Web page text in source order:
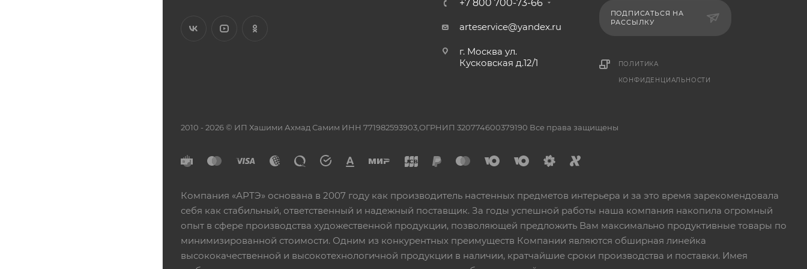
+7 800 700-73-66
arteservice@yandex.ru
г. Москва ул.
Кусковская д.12/1
ПОДПИСАТЬСЯ НА
РАССЫЛКУ
ПОЛИТИКА
КОНФИДЕНЦИАЛЬНОСТИ
2010 - 2026 © ИП Хашими Ахмад Самим ИНН 771982593903,ОГРНИП 320774600379190 Все права защищены
Компания «АРТЭ» основана в 2007 году как производитель настенных предметов интерьера и за это время зарекомендовала
себя как стабильный, ответственный и надежный поставщик. За годы успешной работы наша компания накопила огромный
опыт в сфере производства художественной продукции, позволяющей предложить Вам максимально продуктивные товары по
минимизированной стоимости. Одним из конкурентных преимуществ Компании являются обширная линейка
высококачественной и высокотехнологичной продукции в наличии, кратчайшие сроки производства и поставки. Имея